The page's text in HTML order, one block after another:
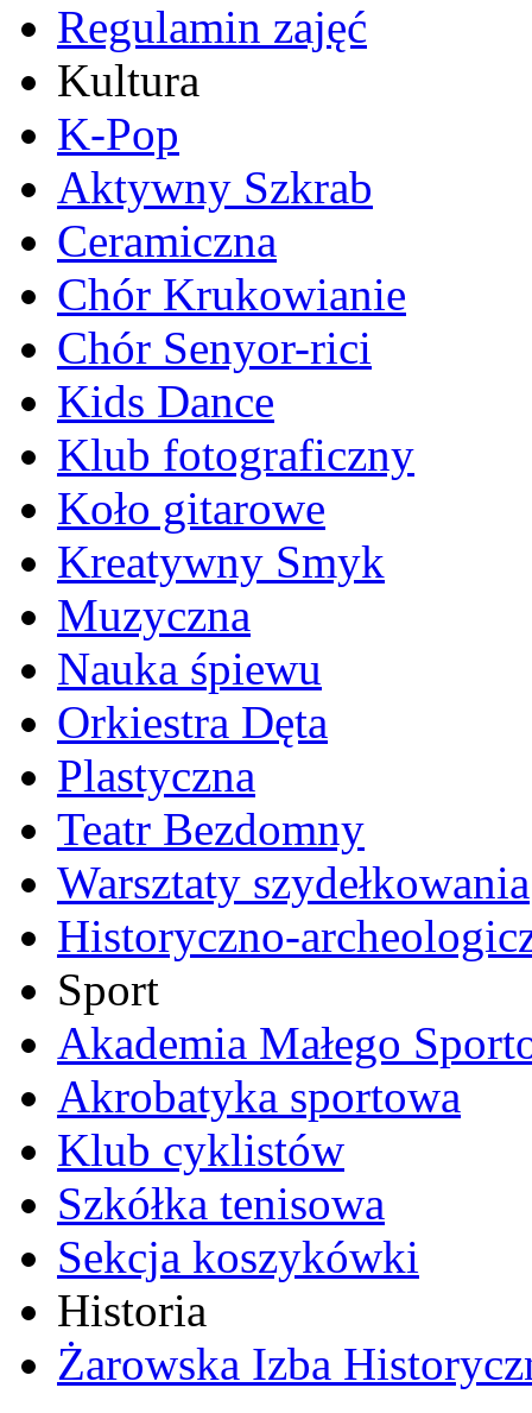
Regulamin zajęć
Kultura
K-Pop
Aktywny Szkrab
Ceramiczna
Chór Krukowianie
Chór Senyor-rici
Kids Dance
Klub fotograficzny
Koło gitarowe
Kreatywny Smyk
Muzyczna
Nauka śpiewu
Orkiestra Dęta
Plastyczna
Teatr Bezdomny
Warsztaty szydełkowania
Historyczno-
Sport
Akademia Małego
Akrobatyka sportowa
Klub cyklistów
Szkółka tenisowa
Sekcja koszykówki
Historia
Żarowska Izba